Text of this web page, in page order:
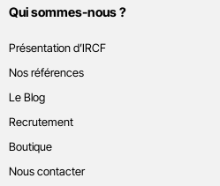
Qui sommes-nous ?
Présentation d’IRCF
Nos références
Le Blog
Recrutement
Boutique
Nous contacter